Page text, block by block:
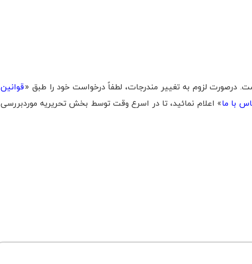
درصورت لزوم به تغییر مندرجات، لطفاً درخواست خود را طبق «قوانین
با ما» اعلام نمائید، تا در اسرع وقت توسط بخش تحریریه موردبررسی